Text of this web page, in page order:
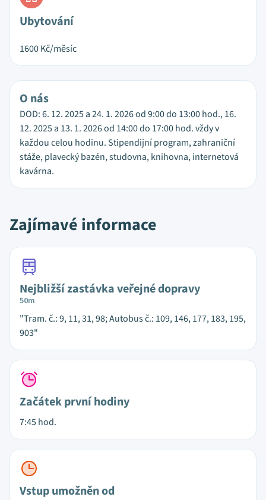
Ubytování
1600Kč/měsíc
O nás
DOD: 6. 12. 2025 a 24. 1. 2026 od 9:00 do 13:00 hod., 16.
12. 2025 a 13. 1. 2026 od 14:00 do 17:00 hod. vždy v
každou celou hodinu. Stipendijní program, zahraniční
stáže, plavecký bazén, studovna, knihovna, internetová
kavárna.
Zajímavé informace
Nejbližší zastávka veřejné dopravy
50m
"Tram. č.: 9, 11, 31, 98; Autobus č.: 109, 146, 177, 183, 195,
903"
Začátek první hodiny
7:45 hod.
Vstup umožněn od